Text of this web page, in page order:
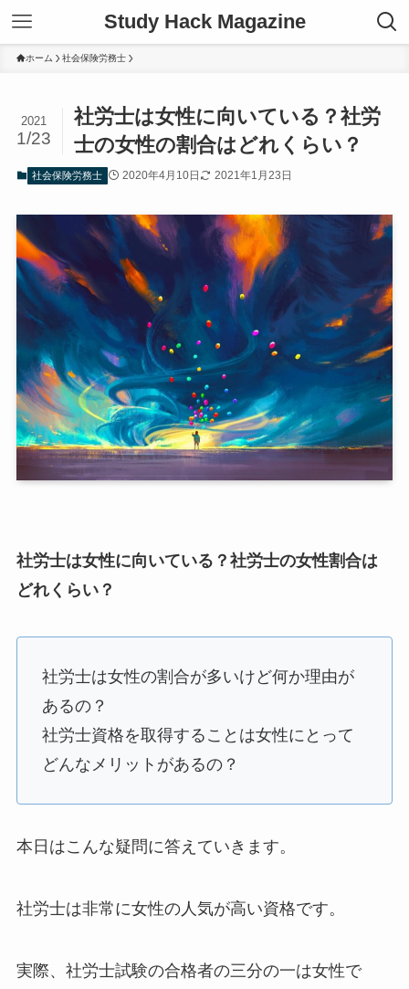
Study Hack Magazine
ホーム 社会保険労務士
社労士は女性に向いている？社労
士の女性の割合はどれくらい？
2021
1/23
社会保険労務士 2020年4月10日 2021年1月23日
社労士は女性に向いている？社労士の女性割合は
どれくらい？
社労士は女性の割合が多いけど何か理由が
あるの？
社労士資格を取得することは女性にとって
どんなメリットがあるの？
本日はこんな疑問に答えていきます。
社労士は非常に女性の人気が高い資格です。
実際、社労士試験の合格者の三分の一は女性で